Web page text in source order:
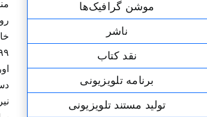
موشن گرافیک‌ها
ناشر
نقد کتاب
برنامه‌ تلویزیونی
تولید مستند تلویزیونی